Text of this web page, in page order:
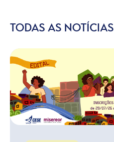
TODAS AS NOTÍCIAS